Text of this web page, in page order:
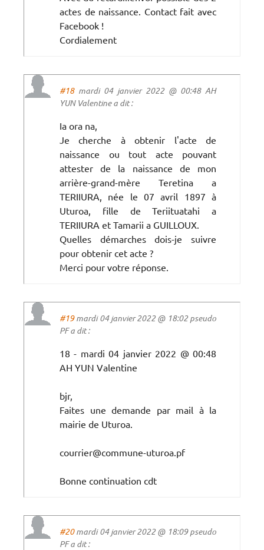
actes de naissance. Contact fait avec
Facebook !
Cordialement
#18mardi 04 janvier 2022 @ 00:48 AH
YUN Valentine a dit :
Ia ora na,
Je cherche à obtenir l'acte de
naissance ou tout acte pouvant
attester de la naissance de mon
arrière-grand-mère Teretina a
TERIIURA, née le 07 avril 1897 à
Uturoa, fille de Teriituatahi a
TERIIURA et Tamarii a GUILLOUX.
Quelles démarches dois-je suivre
pour obtenir cet acte ?
Merci pour votre réponse.
#19mardi 04 janvier 2022 @ 18:02 pseudo
PF a dit :
18 - mardi 04 janvier 2022 @ 00:48
AH YUN Valentine
bjr,
Faites une demande par mail à la
mairie de Uturoa.
courrier@commune-uturoa.pf
Bonne continuation cdt
#20mardi 04 janvier 2022 @ 18:09 pseudo
PF a dit :